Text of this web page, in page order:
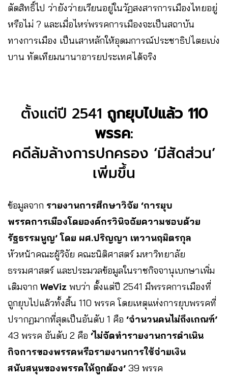
ตัดสิทธิ์ไป ว่ายังว่ายเวียนอยู่ในวัฏสงสารการเมืองไทยอยู่
หรือไม่ ? และเมื่อไหร่พรรคการเมืองจะเป็นสถาบัน
ทางการเมือง เป็นเสาหลักให้อุดมการณ์ประชาธิปไตยเบ่ง
บาน ทัดเทียมนานาอารยประเทศได้จริง
ตั้งแต่ปี 2541 ถูกยุบไปแล้ว 110
พรรค:
คดีล้มล้างการปกครอง ‘มีสัดส่วน’
เพิ่มขึ้น
ข้อมูลจาก รายงานการศึกษาวิจัย ‘การยุบ
พรรคการเมืองโดยองค์กรวินิจฉัยความชอบด้วย
รัฐธรรมนูญ’ โดย ผศ.ปริญญา เทวานฤมิตรกุล
หัวหน้าคณะผู้วิจัย คณะนิติศาสตร์ มหาวิทยาลัย
ธรรมศาสตร์ และประมวลข้อมูลในราชกิจจานุเบกษาเพิ่ม
เติมจาก WeViz พบว่า ตั้งแต่ปี 2541 มีพรรคการเมืองที่
ถูกยุบไปแล้วทั้งสิ้น 110 พรรค โดยเหตุแห่งการยุบพรรคที่
ปรากฏมากที่สุดเป็นอันดับ 1 คือ ‘จำนวนคนไม่ถึงเกณฑ์’
43 พรรค อันดับ 2 คือ ‘ไม่จัดทำรายงานการดำเนิน
กิจการของพรรคหรือรายงานการใช้จ่ายเงิน
สนับสนุนของพรรคให้ถูกต้อง’ 39 พรรค